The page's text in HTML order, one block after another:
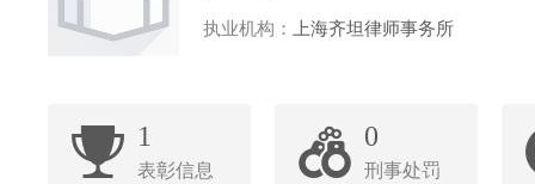
执业机构： 上海齐坦律师事务所
1
表彰信息
0
刑事处罚